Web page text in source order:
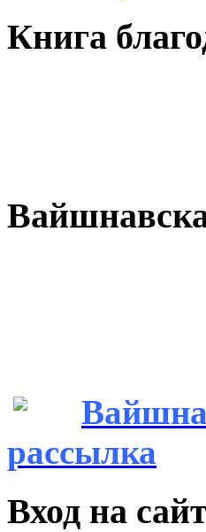
Книга
рассылка
Вход на